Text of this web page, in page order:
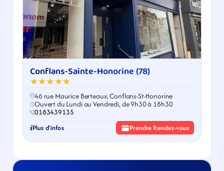
Conflans-Sainte-Honorine (78)
★★★★★
46 rue Maurice Berteaux, Conflans-St-Honorine
Ouvert du Lundi au Vendredi, de 9h30 à 18h30
0183439135
Plus d'infos Prendre Rendez-vous